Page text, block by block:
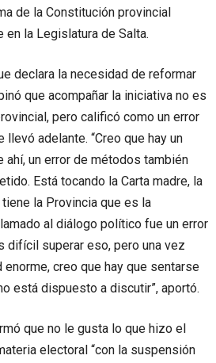
de la Constitución provincial
en la Legislatura de Salta.
declara la necesidad de reformar
que acompañar la iniciativa no es
pero calificó como un error
adelante. “Creo que hay un
ahí, un error de métodos también
Está tocando la Carta madre, la
la Provincia que es la
al diálogo político fue un error
difícil superar eso, pero una vez
creo que hay que sentarse
está dispuesto a discutir”, aportó.
que no le gusta lo que hizo el
electoral “con la suspensión